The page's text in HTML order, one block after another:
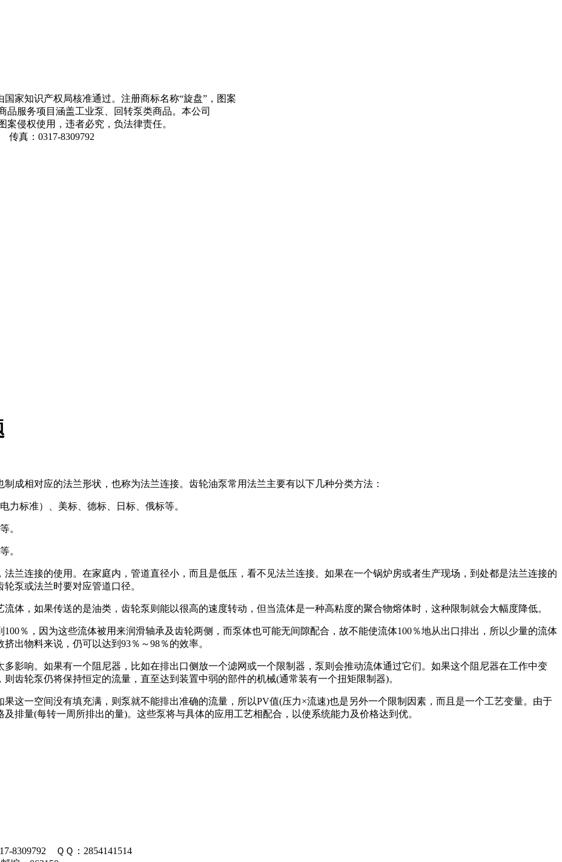
家知识产权局核准通过。注册商标名称“旋盘”，图案
服务项目涵盖工业泵、回转泵类商品。本公司
侵权使用，违者必究，负法律责任。
传真：0317-8309792
成相对应的法兰形状，也称为法兰连接。齿轮油泵常用法兰主要有以下几种分类方法：
力标准）、美标、德标、日标、俄标等。
。
。
兰连接的使用。在家庭内，管道直径小，而且是低压，看不见法兰连接。如果在一个锅炉房或者生产现场，到处都是法兰连接的
泵或法兰时要对应管道口径。
体，如果传送的是油类，齿轮泵则能以很高的速度转动，但当流体是一种高粘度的聚合物熔体时，这种限制就会大幅度降低。
％，因为这些流体被用来润滑轴承及齿轮两侧，而泵体也可能无间隙配合，故不能使流体100％地从出口排出，所以少量的流体
出物料来说，仍可以达到93％～98％的效率。
影响。如果有一个阻尼器，比如在排出口侧放一个滤网或一个限制器，泵则会推动流体通过它们。如果这个阻尼器在工作中变
齿轮泵仍将保持恒定的流量，直至达到装置中弱的部件的机械(通常装有一个扭矩限制器)。
这一空间没有填充满，则泵就不能排出准确的流量，所以PV值(压力×流速)也是另外一个限制因素，而且是一个工艺变量。由于
排量(每转一周所排出的量)。这些泵将与具体的应用工艺相配合，以使系统能力及价格达到 优。
8309792 ＱＱ：2854141514